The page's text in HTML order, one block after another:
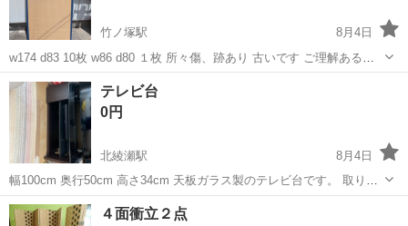
竹ノ塚駅
8月4日
w174 d83 10枚 w86 d80 １枚 所々傷、跡あり 古いです ご理解ある方
のみお願いします
東京 足立区 竹ノ塚駅
テレビ台
0円
北綾瀬駅
8月4日
幅100cm 奥行50cm 高さ34cm 天板ガラス製のテレビ台です。 取りに
来ていただける方、よろしくお願いします！
東京 足立区 北綾瀬駅 収納家具
４面衝立２点